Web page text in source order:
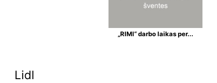
„RIMI“ darbo laikas per...
Lidl